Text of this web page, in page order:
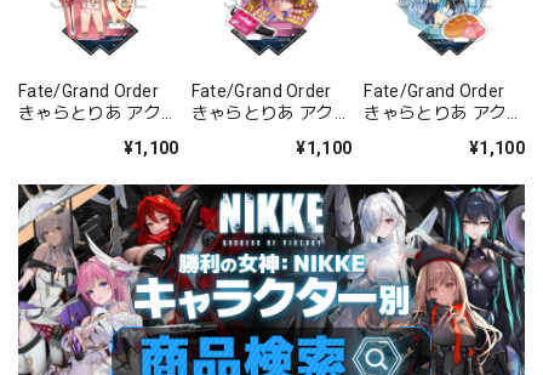
Fate/Grand Order
きゃらとりあ アクリ
¥1,100
Fate/Grand Order
きゃらとりあ アクリ
ー/パッションリッ
¥1,100
Fate/Grand Order
きゃらとりあ アクリ
ー/ラーヴァ/ティア
¥1,100